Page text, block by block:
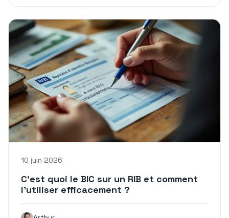
10 juin 2026
C’est quoi le BIC sur un RIB et comment
l’utiliser efficacement ?